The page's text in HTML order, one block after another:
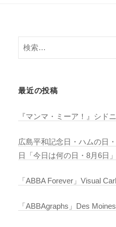
検
索:
最近の投稿
『マンマ・ミーア！』シド
広島平和記念日・ハムの日
日「今日は何の日・8月6日」
「ABBA Forever」Visual
「ABBAgraphs」Des